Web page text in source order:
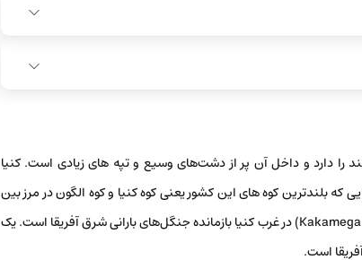
را دارد و داخل آن پر از دشت‌های وسیع و تپه‌ های زیادی است. کنیا
بلندترین کوه‌ های این کشور یعنی کوه کنیا و کوه الگون در مرز بین
کنیا و اوگاندا قرار دارند. جنگل کاکامگا (انگلیسی: Kakamega Forest) در غرب کنیا بازمانده جنگل‌های بارانی شرق آفریقا است. یک
است.